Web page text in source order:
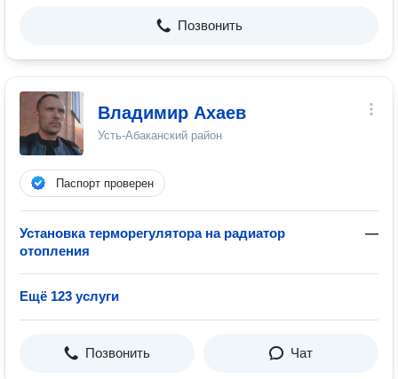
Позвонить
Владимир Ахаев
Усть-Абаканский район
Паспорт проверен
Установка терморегулятора на радиатор
отопления
—
Ещё 123 услуги
Позвонить Чат